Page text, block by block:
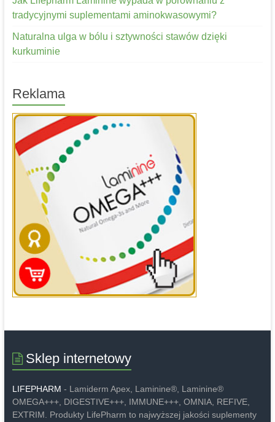
tradycyjnymi suplementami aminokwasowymi?
Naturalna ulga w bólu i sztywności stawów dzięki
kurkuminie
Reklama
Sklep internetowy
LIFEPHARM - Lamiderm Apex, Laminine®, Laminine®
OMEGA+++, DIGESTIVE+++, IMMUNE+++, OMNIA, REFIVE,
EXTRIM. Produkty LifePharm to najwyższej jakości suplementy